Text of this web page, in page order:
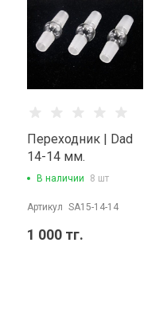
Переходник | Dad
14-14 мм.
В наличии 8 шт
Артикул SA15-14-14
1 000 тг.